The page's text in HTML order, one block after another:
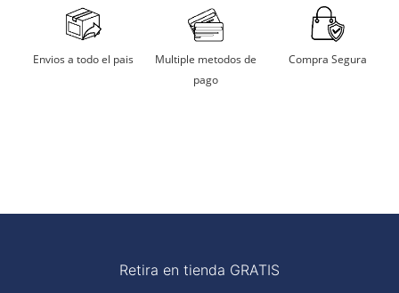
Secarlo en sombra.
Planchar a temperatura moderada
Aceptamos tarjetas de crédito, débito, transferencias
bancarias y billeteras digitales.
Envios a todo el pais
Multiple metodos de
pago
Compra Segura
Retira en tienda GRATIS